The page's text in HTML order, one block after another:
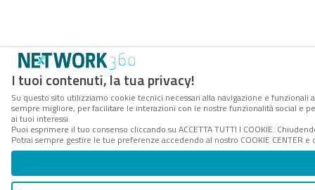
I tuoi contenuti, la tua privacy!
Su questo sito utilizziamo cookie tecnici necessari alla navigazione e
sempre migliore, per facilitare le interazioni con le nostre funzionalità social e
ai tuoi interessi.
Puoi esprimere il tuo consenso cliccando su ACCETTA TUTTI I COOKIE.
Potrai sempre gestire le tue preferenze accedendo al nostro COOKIE